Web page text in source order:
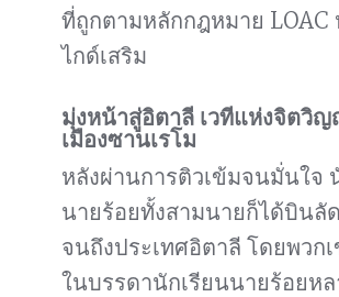
ที่ถูกตามหลักกฎหมาย LOAC
ไกด์เสริม
มุ่งหน้าสู่อิตาลี เวทีแห่งจิตวิ
เมืองซานเรโม
หลังผ่านการติวเข้มจนมั่นใจ
นายร้อยทั้งสามนายก็ได้บินลั
จนถึงประเทศอิตาลี โดยพวก
ในบรรดานักเรียนนายร้อยห